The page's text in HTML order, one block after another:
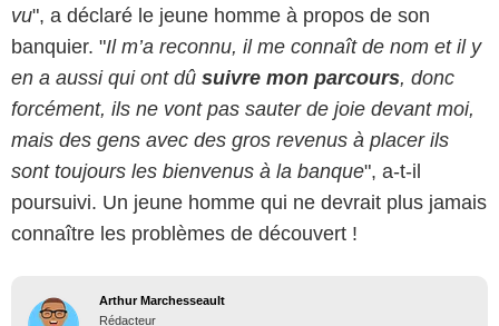
vu", a déclaré le jeune homme à propos de son
banquier. "Il m’a reconnu, il me connaît de nom et il y
en a aussi qui ont dû suivre mon parcours, donc
forcément, ils ne vont pas sauter de joie devant moi,
mais des gens avec des gros revenus à placer ils
sont toujours les bienvenus à la banque", a-t-il
poursuivi. Un jeune homme qui ne devrait plus jamais
connaître les problèmes de découvert !
Arthur Marchesseault
Rédacteur